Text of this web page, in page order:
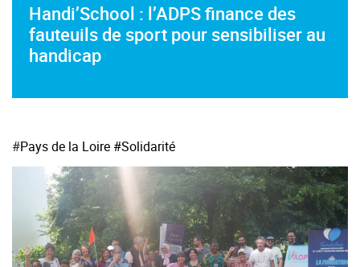
Handi’School : l’ADPS finance des
fauteuils de sport pour sensibiliser au
handicap
#Pays de la Loire #Solidarité